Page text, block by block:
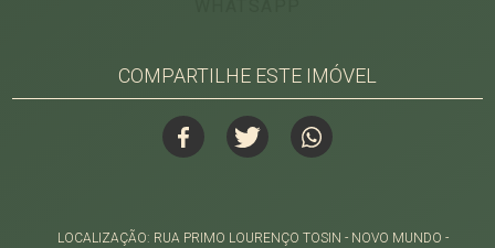
COMPARTILHE ESTE IMÓVEL
LOCALIZAÇÃO: RUA PRIMO LOURENÇO TOSIN - NOVO MUNDO -